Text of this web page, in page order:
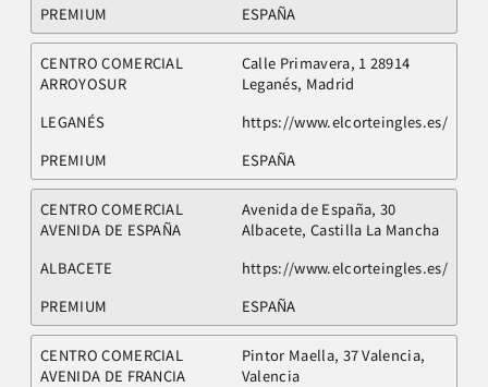
PREMIUM
ESPAÑA
CENTRO COMERCIAL
ARROYOSUR
Calle Primavera, 1 28914
Leganés, Madrid
LEGANÉS
https://www.elcorteingles.es/
PREMIUM
ESPAÑA
CENTRO COMERCIAL
AVENIDA DE ESPAÑA
Avenida de España, 30
Albacete, Castilla La Mancha
ALBACETE
https://www.elcorteingles.es/
PREMIUM
ESPAÑA
CENTRO COMERCIAL
AVENIDA DE FRANCIA
Pintor Maella, 37 Valencia,
Valencia